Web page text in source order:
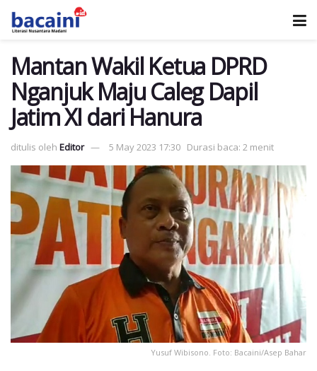
Mantan Wakil Ketua DPRD
Nganjuk Maju Caleg Dapil
Jatim XI dari Hanura
ditulis oleh Editor 5 May 2023 17:30 Durasi baca: 2 menit
Yusuf Wibisono. Foto: Bacaini/Asep Bahar